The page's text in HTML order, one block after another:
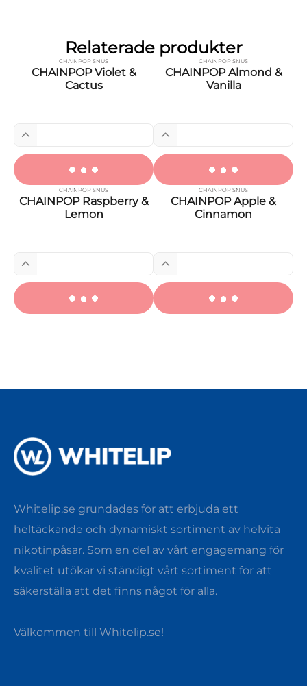
Relaterade produkter
CHAINPOP SNUS
CHAINPOP Violet &
Cactus
CHAINPOP SNUS
CHAINPOP Almond &
Vanilla
CHAINPOP SNUS
CHAINPOP Raspberry &
Lemon
CHAINPOP SNUS
CHAINPOP Apple &
Cinnamon
Whitelip.se grundades för att erbjuda ett
heltäckande och dynamiskt sortiment av helvita
nikotinpåsar. Som en del av vårt engagemang för
kvalitet utökar vi ständigt vårt sortiment för att
säkerställa att det finns något för alla.
Välkommen till Whitelip.se!